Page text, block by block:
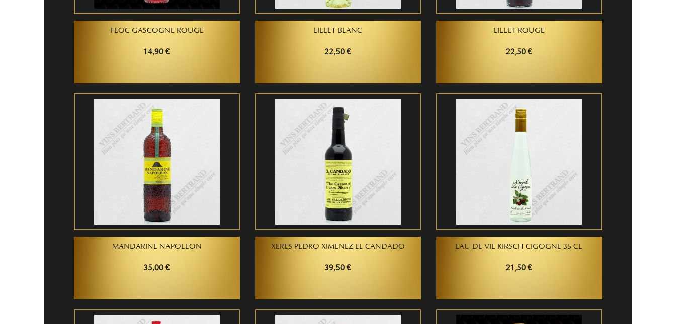
FLOC GASCOGNE ROUGE
14,90 €
LILLET BLANC
22,50 €
LILLET ROUGE
22,50 €
MANDARINE NAPOLEON
35,00 €
XERES PEDRO XIMENEZ EL CANDADO
39,50 €
EAU DE VIE KIRSCH CIGOGNE 35 CL
21,50 €